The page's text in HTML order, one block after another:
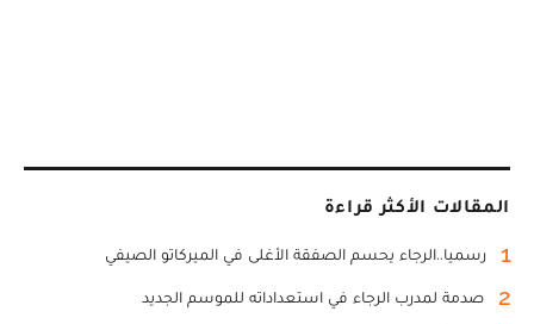
المقالات الأكثر قراءة
1 رسميا..الرجاء يحسم الصفقة الأغلى في الميركاتو الصيفي
2 صدمة لمدرب الرجاء في استعداداته للموسم الجديد